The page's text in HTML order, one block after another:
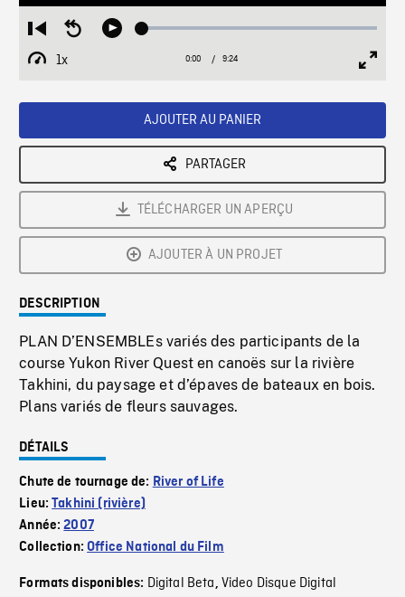
Restart
from
beginning
Seek
Play Loaded:
1x
Playback
Current
0:00 / Duration
9:24
AJOUTER AU PANIER
PARTAGER
TÉLÉCHARGER UN APERÇU
AJOUTER À UN PROJET
DESCRIPTION
PLAN D’ENSEMBLEs variés des participants de la
course Yukon River Quest en canoës sur la rivière
Takhini, du paysage et d’épaves de bateaux en bois.
Plans variés de fleurs sauvages.
DÉTAILS
Chute de tournage de: River of Life
Lieu:Takhini (rivière)
Année:2007
Collection:Office National du Film
Formats disponibles: Digital Beta, Video Disque Digital